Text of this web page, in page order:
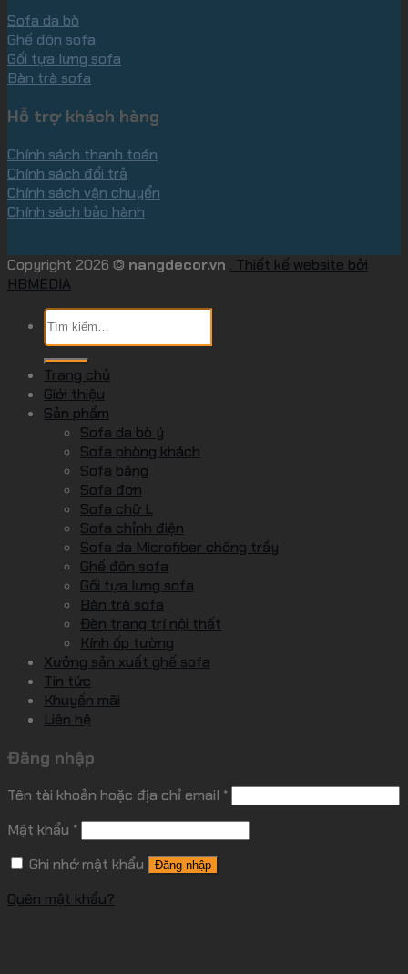
Sofa da bò
Ghế đôn sofa
Gối tựa lưng sofa
Bàn trà sofa
Hỗ trợ khách hàng
Chính sách thanh toán
Chính sách đổi trả
Chính sách vận chuyển
Chính sách bảo hành
Copyright 2026 © nangdecor.vn . Thiết kế website bởi
HBMEDIA
Tìm
kiếm:
Trang chủ
Giới thiệu
Sản phẩm
Sofa da bò ý
Sofa phòng khách
Sofa băng
Sofa đơn
Sofa chữ L
Sofa chỉnh điện
Sofa da Microfiber chống trầy
Ghế đôn sofa
Gối tựa lưng sofa
Bàn trà sofa
Đèn trang trí nội thất
Kính ốp tường
Xưởng sản xuất ghế sofa
Tin tức
Khuyến mãi
Liên hệ
Đăng nhập
Tên tài khoản hoặc địa chỉ email *
Mật khẩu *
Ghi nhớ mật khẩu
Đăng nhập
Quên mật khẩu?